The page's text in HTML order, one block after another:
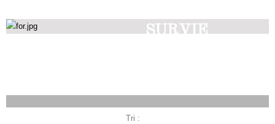
SURVIE
Tri :